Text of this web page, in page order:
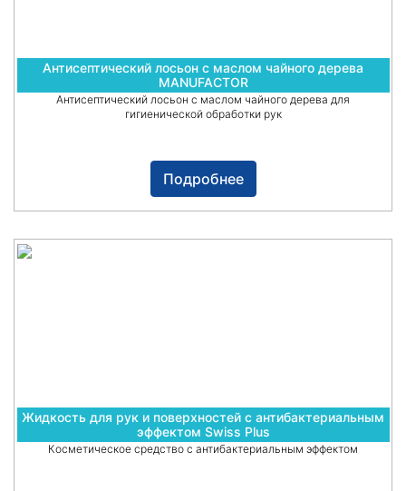
Антисептический лосьон с маслом чайного дерева
MANUFACTOR
Антисептический лосьон с маслом чайного дерева для
гигиенической обработки рук
Подробнее
Жидкость для рук и поверхностей с антибактериальным
эффектом Swiss Plus
Косметическое средство с антибактериальным эффектом